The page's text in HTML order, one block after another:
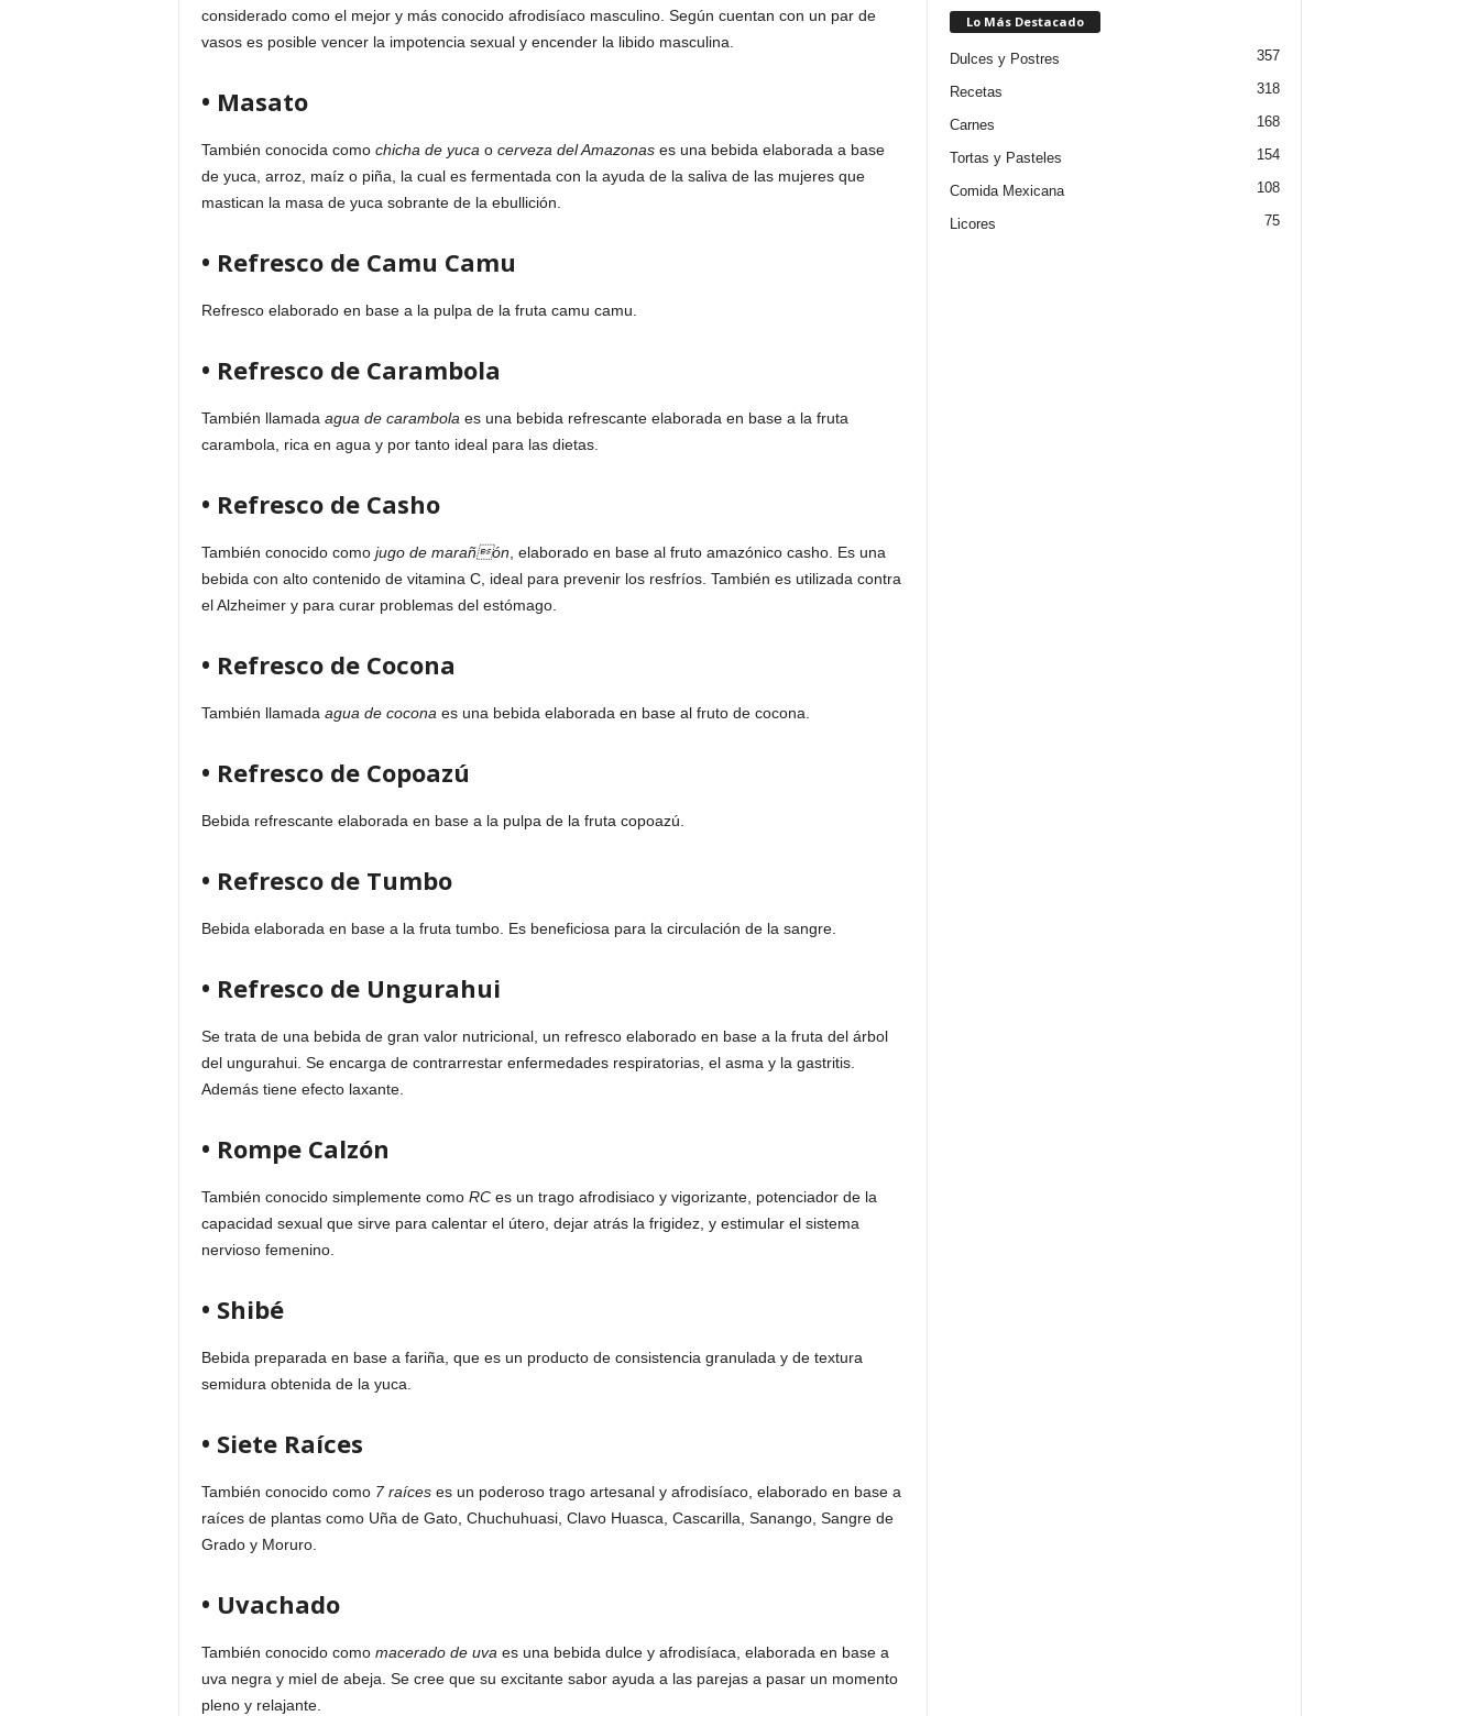
considerado como el mejor y más conocido afrodisíaco masculino. Según cuentan con un par de
vasos es posible vencer la impotencia sexual y encender la libido masculina.
• Masato
También conocida como chicha de yuca o cerveza del Amazonases una bebida elaborada a base
de yuca, arroz, maíz o piña, la cual es fermentada con la ayuda de la saliva de las mujeres que
mastican la masa de yuca sobrante de la ebullición.
• Refresco de Camu Camu
Refresco elaborado en base a la pulpa de la fruta camu camu.
• Refresco de Carambola
También llamada agua de carambola es una bebida refrescante elaborada en base a la fruta
carambola, rica en agua y por tanto ideal para las dietas.
• Refresco de Casho
También conocido como jugo de marañón , elaborado en base al fruto amazónico casho. Es una
bebida con alto contenido de vitamina C, ideal para prevenir los resfríos. También es utilizada contra
el Alzheimer y para curar problemas del estómago.
• Refresco de Cocona
También llamada agua de cocona es una bebida elaborada en base al fruto de cocona.
• Refresco de Copoazú
Bebida refrescante elaborada en base a la pulpa de la fruta copoazú.
• Refresco de Tumbo
Bebida elaborada en base a la fruta tumbo. Es beneficiosa para la circulación de la sangre.
• Refresco de Ungurahui
Se trata de una bebida de gran valor nutricional, un refresco elaborado en base a la fruta del árbol
del ungurahui. Se encarga de contrarrestar enfermedades respiratorias, el asma y la gastritis.
Además tiene efecto laxante.
• Rompe Calzón
También conocido simplemente como RCes un trago afrodisiaco y vigorizante, potenciador de la
capacidad sexual que sirve para calentar el útero, dejar atrás la frigidez, y estimular el sistema
nervioso femenino.
• Shibé
Bebida preparada en base a fariña, que es un producto de consistencia granulada y de textura
semidura obtenida de la yuca.
• Siete Raíces
También conocido como 7 raíceses un poderoso trago artesanal y afrodisíaco, elaborado en base a
raíces de plantas como Uña de Gato, Chuchuhuasi, Clavo Huasca, Cascarilla, Sanango, Sangre de
Grado y Moruro.
• Uvachado
También conocido como macerado de uva es una bebida dulce y afrodisíaca, elaborada en base a
uva negra y miel de abeja. Se cree que su excitante sabor ayuda a las parejas a pasar un momento
pleno y relajante.
Lo Más Destacado
Dulces y Postres 357
Recetas 318
Carnes 168
Tortas y Pasteles 154
Comida Mexicana 108
Licores 75